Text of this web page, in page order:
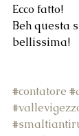
Ecco fatto!
Beh questa
bellissima!
#contatore